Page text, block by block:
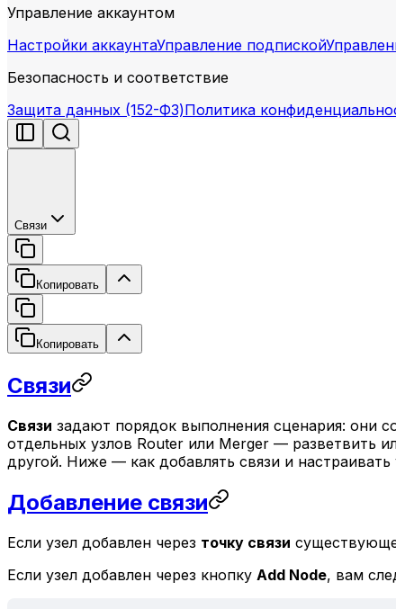
Управление аккаунтом
Настройки аккаунтаУправление подпиской
Безопасность и соответствие
Защита данных (152-ФЗ)Политика
Связи
Копировать
Копировать
Связи
Связи задают порядок выполнения сценария: они
отдельных узлов Router или Merger — разветвить
другой. Ниже — как добавлять связи и настраивать
Добавление связи
Если узел добавлен через точку связи
Если узел добавлен через кнопку Add Node, вам